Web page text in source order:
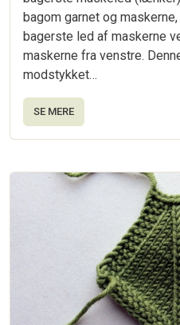
bagom garnet og
bagerste led af maskerne
maskerne fra venstre.
modstykket…
SE MERE